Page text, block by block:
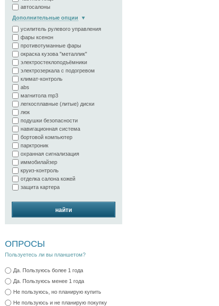
автосалоны
Дополнительные опции
усилитель рулевого управления
фары ксенон
противотуманные фары
окраска кузова "металлик"
электростеклоподъёмники
электрозеркала с подогревом
климат-контроль
abs
магнитола mp3
легкосплавные (литые) диски
люк
подушки безопасности
навигационная система
бортовой компьютер
парктроник
охранная сигнализация
иммобилайзер
круиз-контроль
отделка салона кожей
защита картера
найти
ОПРОСЫ
Пользуетесь ли вы планшетом?
Да. Пользуюсь более 1 года
Да. Пользуюсь менее 1 года
Не пользуюсь, но планирую купить
Не пользуюсь и не планирую покупку